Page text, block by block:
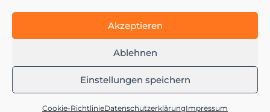
Akzeptieren
Ablehnen
Einstellungen speichern
Cookie-RichtlinieDatenschutzerklärungImpressum